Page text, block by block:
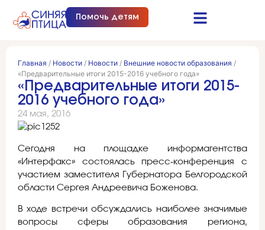
Помочь детям
Главная / Новости / Новости / Внешние новости образования /
«Предварительные итоги 2015-2016 учебного года»
«Предварительные итоги 2015-
2016 учебного года»
24 мая, 2016
Сегодня на площадке информагентства
«Интерфакс» состоялась пресс-конференция с
участием заместителя Губернатора Белгородской
области Сергея Андреевича Боженова.
В ходе встречи обсуждались наиболее значимые
вопросы сферы образования региона,